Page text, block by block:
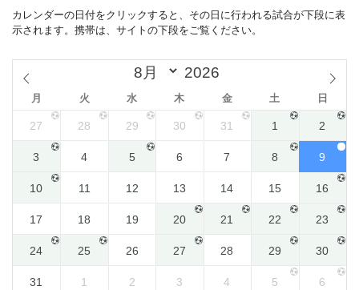
カレンダーの日付をクリックすると、その日に行われる試合が下段に表
示されます。携帯は、サイトの下段をご覧ください。
月 火 水 木 金 土 日
27 28 29 30 31 1 2
3 4 5 6 7 8 9
10 11 12 13 14 15 16
17 18 19 20 21 22 23
24 25 26 27 28 29 30
31 1 2 3 4 5 6